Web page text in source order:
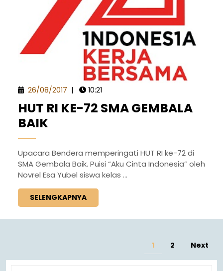
26/08/2017 | 10:21
HUT RI KE-72 SMA GEMBALA
BAIK
Upacara Bendera memperingati HUT RI ke-72 di
SMA Gembala Baik. Puisi “Aku Cinta Indonesia” oleh
Novrel Esa Yubel siswa kelas ...
SELENGKAPNYA
1 2 Next